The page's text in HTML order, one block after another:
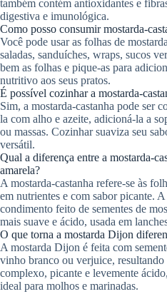
também contém antioxidantes e
digestiva e imunológica.
Como posso consumir mostarda-
Você pode usar as folhas de
saladas, sanduíches, wraps, sucos
bem as folhas e pique-as para
nutritivo aos seus pratos.
É possível cozinhar a mostarda-
Sim, a mostarda-castanha pode ser
la com alho e azeite, adicioná-la a
ou massas. Cozinhar suaviza seu
versátil.
Qual a diferença entre a mostarda-
amarela?
A mostarda-castanha refere-se às
em nutrientes e com sabor picante.
condimento feito de sementes de
mais suave e ácido, usada em
O que torna a mostarda Dijon
A mostarda Dijon é feita com
vinho branco ou verjuice, resultando
complexo, picante e levemente
ideal para molhos e marinadas.